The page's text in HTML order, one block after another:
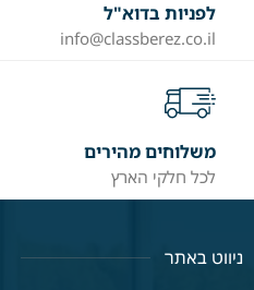
לפניות בדוא"ל
info@classberez.co.il
משלוחים מהירים
לכל חלקי הארץ
ניווט באתר